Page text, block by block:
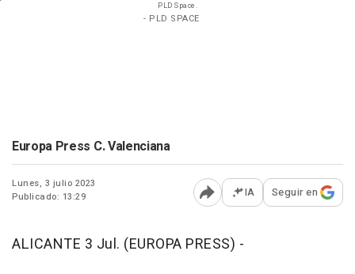
PLD Space.
- PLD SPACE
Europa Press C. Valenciana
Lunes, 3 julio 2023
Publicado: 13:29
Abrir opciones para
IA Seguir en
ALICANTE 3 Jul. (EUROPA PRESS) -